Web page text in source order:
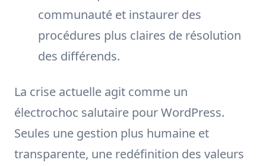
communauté et instaurer des
procédures plus claires de résolution
des différends.
La crise actuelle agit comme un
électrochoc salutaire pour WordPress.
Seules une gestion plus humaine et
transparente, une redéfinition des valeurs